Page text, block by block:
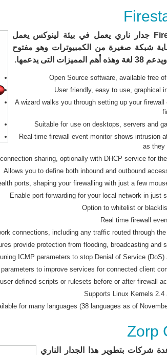
Firestarter جدار ناري يعمل في بيئة لينوكس يعمل
شبكة صغيرة من الكمبيوترات وهو مفتوح
المميزات التى يدعمها.
Open Source software, available free
User friendly, easy to use, graphical
A wizard walks you through setting up your firewall
Suitable for use on desktops, servers and
Real-time firewall event monitor shows intrusion
as they
sharing, optionally with DHCP service for
Allows you to define both inbound and outbound
ports, shaping your firewalling with just a few
Enable port forwarding for your local network in just
Option to whitelist or
Real time firewall
connections, including any traffic routed through the
provide protection from flooding, broadcasting and
ICMP parameters to stop Denial of Service (DoS)
to improve services for connected client
defined scripts or rulesets before or after firewall
Supports Linux Kernels 2.4
for many languages (38 languages as of
Zorp
شركات بتطوير هذا الجدار الناري